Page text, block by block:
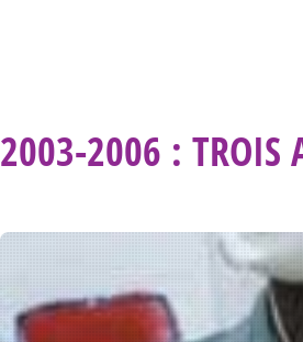
2003-2006 : TROIS